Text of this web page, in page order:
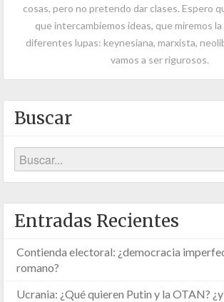
cosas, pero no pretendo dar clases. Espero
que intercambiemos ideas, que miremos
diferentes lupas: keynesiana, marxista,
vamos a ser rigurosos.
Buscar
Entradas Recientes
Contienda electoral: ¿democracia
romano?
Ucrania: ¿Qué quieren Putin y la OTAN?